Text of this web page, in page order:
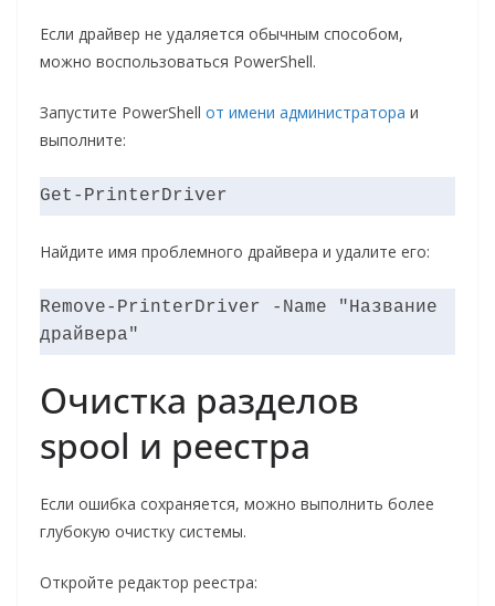
Если драйвер не удаляется обычным способом,
можно воспользоваться PowerShell.
Запустите PowerShell от имени администратора и
выполните:
Get-PrinterDriver
Найдите имя проблемного драйвера и удалите его:
Remove-PrinterDriver -Name "Название
драйвера"
Очистка разделов
spool и реестра
Если ошибка сохраняется, можно выполнить более
глубокую очистку системы.
Откройте редактор реестра: